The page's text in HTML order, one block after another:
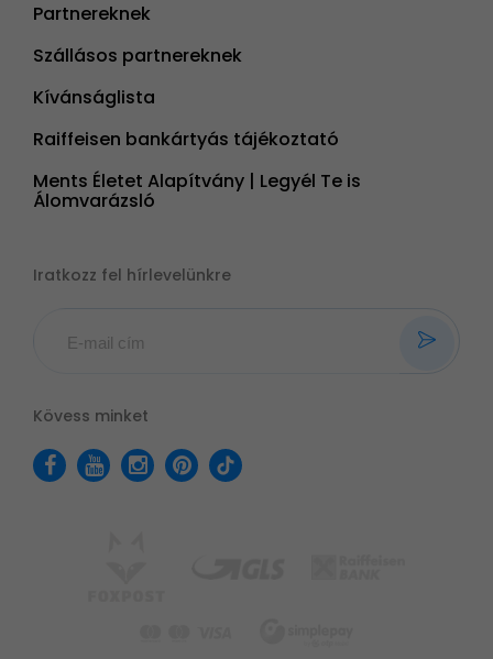
Partnereknek
Szállásos partnereknek
Kívánságlista
Raiffeisen bankártyás tájékoztató
Ments Életet Alapítvány | Legyél Te is
Álomvarázsló
Iratkozz fel hírlevelünkre
Kövess minket